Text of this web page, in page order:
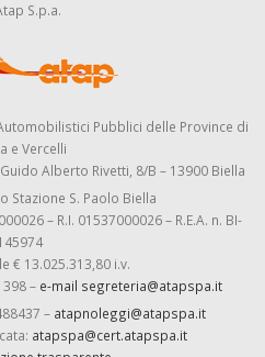
S.p.a.
Pubblici delle Province di
e Vercelli
Alberto Rivetti, 8/B – 13900 Biella
Stazione S. Paolo Biella
– R.I. 01537000026 – R.E.A. n. BI-
€ 13.025.313,80 i.v.
– e-mail segreteria@atapspa.it
– atapnoleggi@atapspa.it
atapspa@cert.atapspa.it